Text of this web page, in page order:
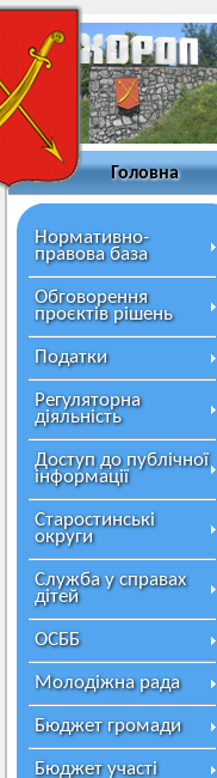
Головна
Нормативно-
правова база
Обговорення
проєктів рішень
Податки
Регуляторна
діяльність
Доступ до публічної
інформації
Старостинські
округи
Служба у справах
дітей
ОСББ
Молодіжна рада
Бюджет громади
Бюджет участі